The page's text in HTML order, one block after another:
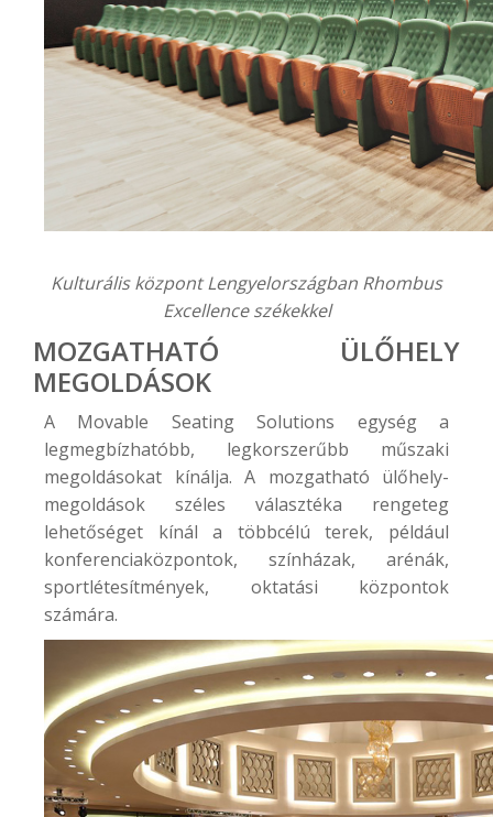
Kulturális központ Lengyelországban Rhombus
Excellence székekkel
MOZGATHATÓ ÜLŐHELY
MEGOLDÁSOK
A Movable Seating Solutions egység a
legmegbízhatóbb, legkorszerűbb műszaki
megoldásokat kínálja. A mozgatható ülőhely-
megoldások széles választéka rengeteg
lehetőséget kínál a többcélú terek, például
konferenciaközpontok, színházak, arénák,
sportlétesítmények, oktatási központok
számára.